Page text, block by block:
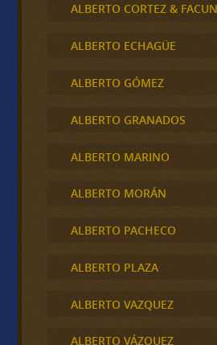
ALBERTO CORTEZ &
ALBERTO ECHAGÜE
ALBERTO GÓMEZ
ALBERTO GRANADOS
ALBERTO MARINO
ALBERTO MORÁN
ALBERTO PACHECO
ALBERTO PLAZA
ALBERTO VAZQUEZ
ALBERTO VÁZQUEZ